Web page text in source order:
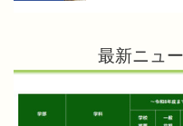
最新ニュ